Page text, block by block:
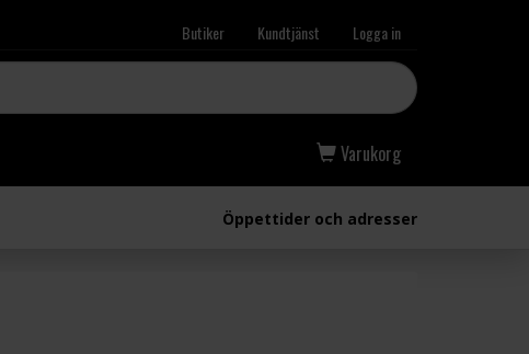
Butiker Kundtjänst Logga in
Varukorg
Öppettider och adresser